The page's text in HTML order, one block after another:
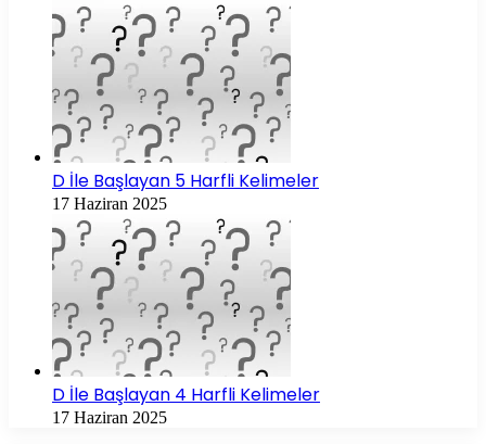
D İle Başlayan 5 Harfli Kelimeler
17 Haziran 2025
D İle Başlayan 4 Harfli Kelimeler
17 Haziran 2025